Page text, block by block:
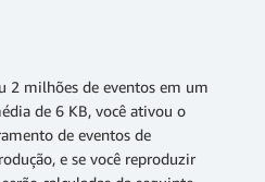
2 milhões de eventos em um
de 6 KB, você ativou o
de eventos de
e se você reproduzir